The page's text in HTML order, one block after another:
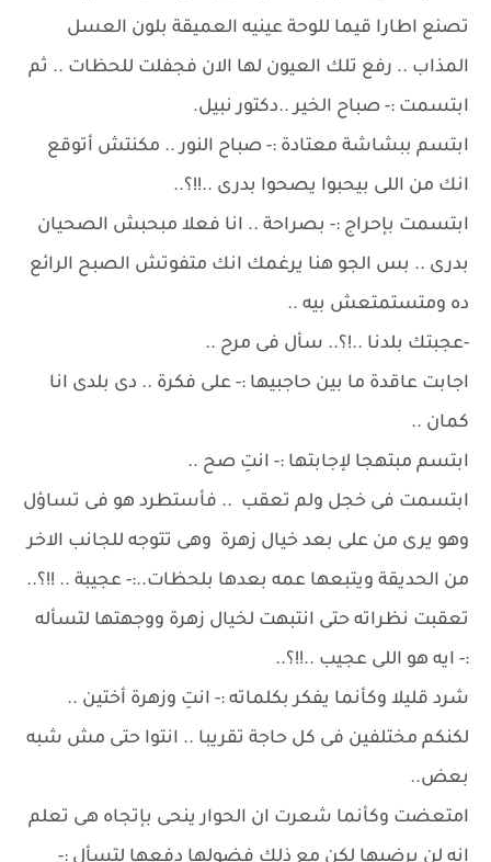
تصنع اطارا قيما للوحة عينيه العميقة بلون العسل
المذاب .. رفع تلك العيون لها الان فجفلت للحظات .. ثم
ابتسمت :- صباح الخير ..دكتور نبيل.
ابتسم ببشاشة معتادة :- صباح النور .. مكنتش أتوقع
انك من اللى بيحبوا يصحوا بدرى ..!!؟..
ابتسمت بإحراج :- بصراحة .. انا فعلا مبحبش الصحيان
بدرى .. بس الجو هنا يرغمك انك متفوتش الصبح الرائع
ده ومتستمتعش بيه ..
-عجبتك بلدنا ..!؟.. سأل فى مرح ..
اجابت عاقدة ما بين حاجبيها :- على فكرة .. دى بلدى انا
كمان ..
ابتسم مبتهجا لإجابتها :- انتِ صح ..
ابتسمت فى خجل ولم تعقب .. فأستطرد هو فى تساؤل
وهو يرى من على بعد خيال زهرة وهى تتوجه للجانب الاخر
من الحديقة ويتبعها عمه بعدها بلحظات..:- عجيبة .. !!؟..
تعقبت نظراته حتى انتبهت لخيال زهرة ووجهتها لتسأله
:- ايه هو اللى عجيب ..!!؟..
شرد قليلا وكأنما يفكر بكلماته :- انتِ وزهرة أختين ..
لكنكم مختلفين فى كل حاجة تقريبا .. انتوا حتى مش شبه
بعض..
امتعضت وكأنما شعرت ان الحوار ينحى بإتجاه هى تعلم
انه لن يرضيها لكن مع ذلك فضولها دفعها لتسأل :-